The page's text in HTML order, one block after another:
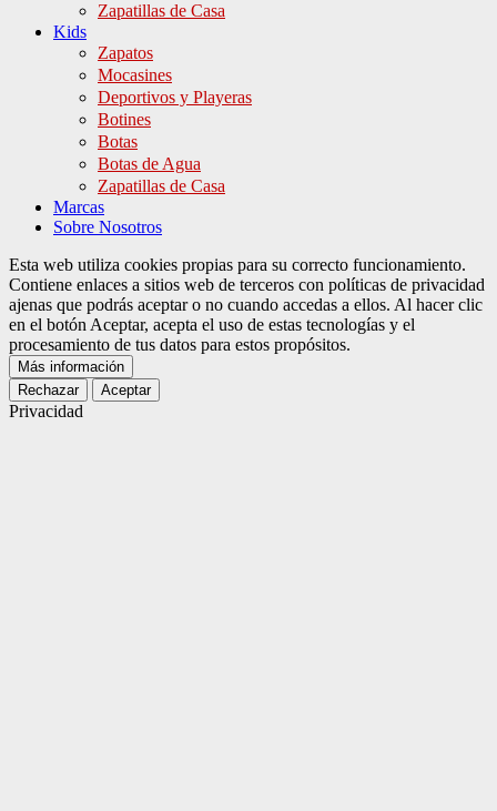
Zapatillas de Casa
Kids
Zapatos
Mocasines
Deportivos y Playeras
Botines
Botas
Botas de Agua
Zapatillas de Casa
Marcas
Sobre Nosotros
Esta web utiliza cookies propias para su correcto funcionamiento.
Contiene enlaces a sitios web de terceros con políticas de privacidad
ajenas que podrás aceptar o no cuando accedas a ellos. Al hacer clic
en el botón Aceptar, acepta el uso de estas tecnologías y el
procesamiento de tus datos para estos propósitos.
Más información
Rechazar
Aceptar
Privacidad